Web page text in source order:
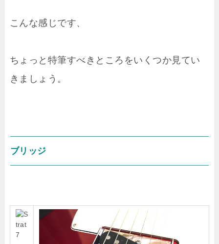
こんな感じです、
ちょっと特筆すべきところをいくつか見てい
きましょう。
ブリッジ